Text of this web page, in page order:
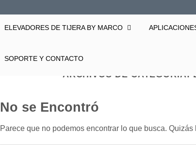
ELEVADORES DE TIJERA BY MARCO
SOPORTE Y CONTACTO
ARCHIVOS DE CATEGORÍA:
No se Encontró
Parece que no podemos encontrar lo que busca.